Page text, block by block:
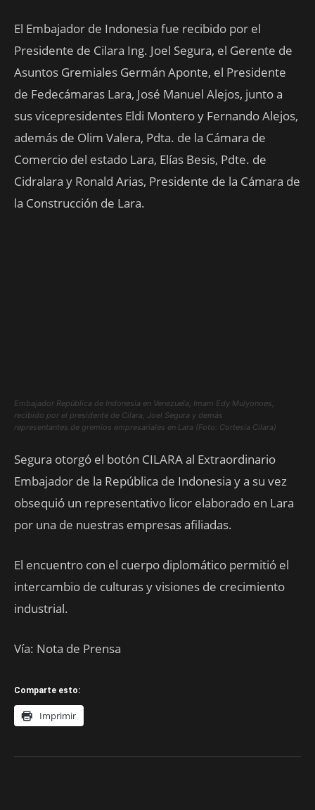
El Embajador de Indonesia fue recibido por el
Presidente de Cilara Ing. Joel Segura, el Gerente de
Asuntos Gremiales Germán Aponte, el Presidente
de Fedecámaras Lara, José Manuel Alejos, junto a
sus vicepresidentes Eldi Montero y Fernando Alejos,
además de Olim Valera, Pdta. de la Cámara de
Comercio del estado Lara, Elías Besis, Pdte. de
Cidralara y Ronald Arias, Presidente de la Cámara de
la Construcción de Lara.
Embajador República de Indonesia en Venezuela, Imam Edy Mulyonoes,
recibido por el presidente de Cilara, Joel Segura y demás
representantes de gremios empresariales en Lara (Foto: Cortesía Cilara)
Segura otorgó el botón CILARA al Extraordinario
Embajador de la República de Indonesia y a su vez
obsequió un representativo licor elaborado en Lara
por una de nuestras empresas afiliadas.
El encuentro con el cuerpo diplomático permitió el
intercambio de culturas y visiones de crecimiento
industrial.
Vía: Nota de Prensa
Comparte esto:
Imprimir